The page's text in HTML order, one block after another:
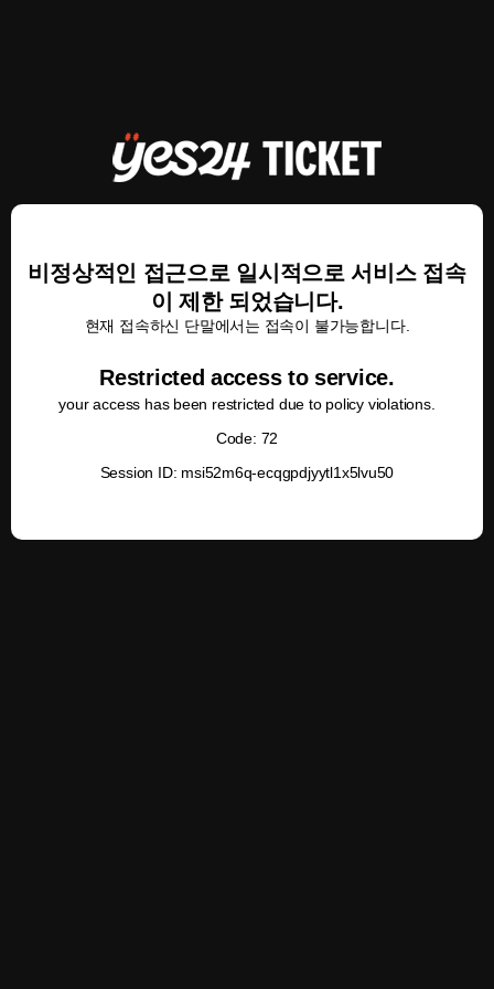
비정상적인 접근으로 일시적으로 서비스 접속
이 제한 되었습니다.
현재 접속하신 단말에서는 접속이 불가능합니다.
Restricted access to service.
your access has been restricted due to policy violations.
Code: 72
Session ID: msi52m6q-ecqgpdjyytl1x5lvu50